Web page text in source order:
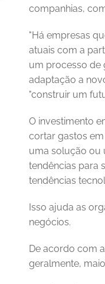
companhias,
"Há empresas
atuais com a
um processo de
adaptação a
"construir um
O investimento
cortar gastos
uma solução ou
tendências para
tendências
Isso ajuda as
negócios.
De acordo com
geralmente,